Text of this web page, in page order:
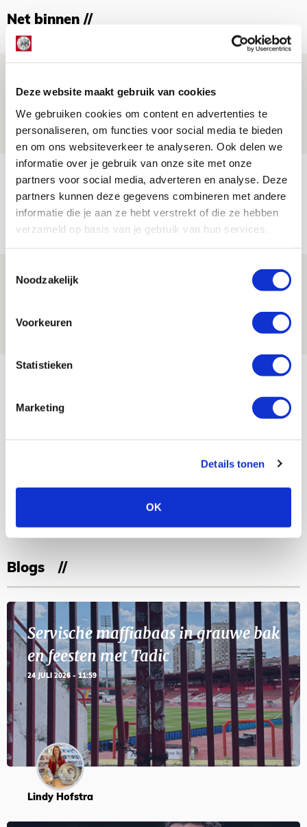
Deze website maakt gebruik van cookies
We gebruiken cookies om content en advertenties te
personaliseren, om functies voor social media te bieden
en om ons websiteverkeer te analyseren. Ook delen we
informatie over je gebruik van onze site met onze
partners voor social media, adverteren en analyse. Deze
partners kunnen deze gegevens combineren met andere
informatie die je aan ze hebt verstrekt of die ze hebben
verzameld op basis van je gebruik van hun services.
Noodzakelijk
Voorkeuren
Statistieken
Marketing
Details tonen
OK
Net binnen //
Zwolle - Ajax
08 AUGUSTUS 2026 - 12:32
NIEUWS
Míchels elf: met welke formatie begin
jij aan nieuw eredivisieseizoen?
08 AUGUSTUS 2026 - 11:34
NIEUWS
Spelen bij Jong Ajax of Ajax 1? Dat
08 AUGUSTUS 2026 - 10:04
Bekijk meer
23
Selectiedag ballenjongens/-meiden
11 Geef Mij Maar Amsterdam
Blogs
Servische maffiabaas in grauwe bak
en feesten met Tadic
24 JULI 2026 - 11:59
Lindy Hofstra